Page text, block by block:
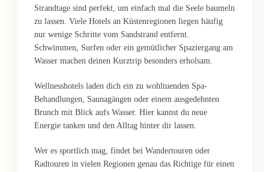
Strandtage sind perfekt, um einfach mal die Seele baumeln
zu lassen. Viele Hotels an Küstenregionen liegen häufig
nur wenige Schritte vom Sandstrand entfernt.
Schwimmen, Surfen oder ein gemütlicher Spaziergang am
Wasser machen deinen Kurztrip besonders erholsam.
Wellnesshotels laden dich ein zu wohltuenden Spa-
Behandlungen, Saunagängen oder einem ausgedehnten
Brunch mit Blick aufs Wasser. Hier kannst du neue
Energie tanken und den Alltag hinter dir lassen.
Wer es sportlich mag, findet bei Wandertouren oder
Radtouren in vielen Regionen genau das Richtige für einen